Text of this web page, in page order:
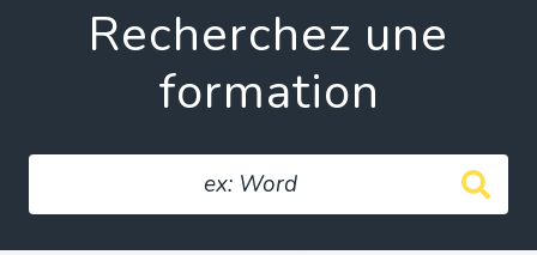
Recherchez une
formation